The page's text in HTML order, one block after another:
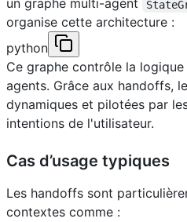
un graphe multi-agent
organise cette architecture :
python
Ce graphe contrôle la
agents. Grâce aux handoffs,
dynamiques et pilotées par
intentions de l'utilisateur.
Cas d’usage typiques
Les handoffs sont
contextes comme :